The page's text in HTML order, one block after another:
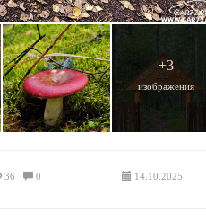
+3
изображения
36 0 14.10.2025